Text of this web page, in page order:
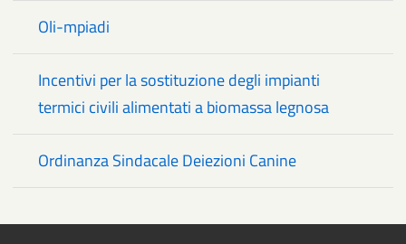
Oli-mpiadi
Incentivi per la sostituzione degli impianti
termici civili alimentati a biomassa legnosa
Ordinanza Sindacale Deiezioni Canine